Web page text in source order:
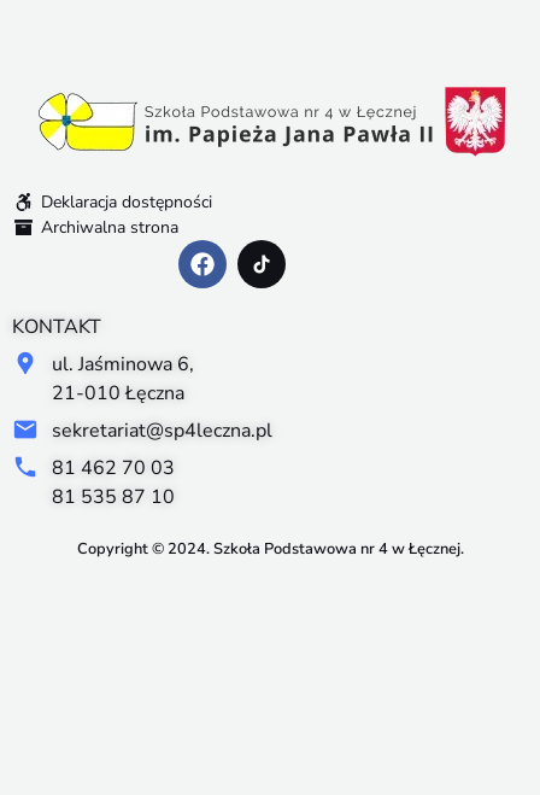
Deklaracja dostępności
Archiwalna strona
KONTAKT
ul. Jaśminowa 6,
21-010 Łęczna
sekretariat@sp4leczna.pl
81 462 70 03
81 535 87 10
Copyright © 2024. Szkoła Podstawowa nr 4 w Łęcznej.